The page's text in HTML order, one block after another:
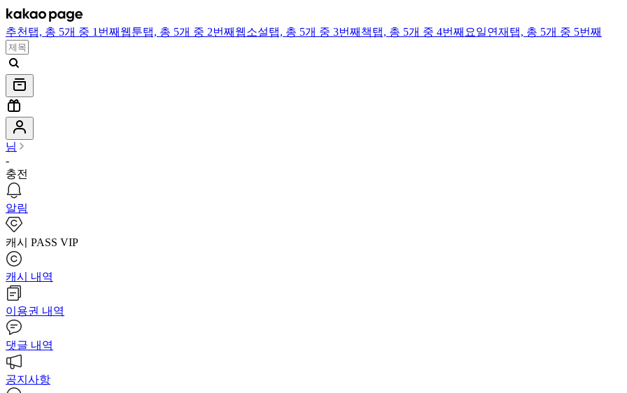
추천 탭, 총 5개 중 1번째 웹툰탭, 총 5개 중 2번째 웹소설탭, 총 5개 중 3번째 책탭, 총 5개 중 4번째 요일연재 탭, 총 5개 중 5번째
님
-
충전
알림
캐시 PASS VIP
캐시 내역
이용권 내역
댓글 내역
공지사항